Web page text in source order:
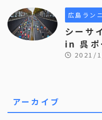
広島ラン
シーサ
in 呉ポ
2021/
アーカイブ